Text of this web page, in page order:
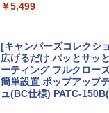
集】ボーイング110周年
BE-PAL(ビ-パル) 2026
SOTO ミニマル"旅"財布
新しい日本地理 地図・
解く (講談社現代新書)
￥5,499
[キャンパーズコレクシ
広げるだけ パッとサッ
ーティング フルクロー
簡単設置 ポップアップ
ュ(BC仕様) PATC-